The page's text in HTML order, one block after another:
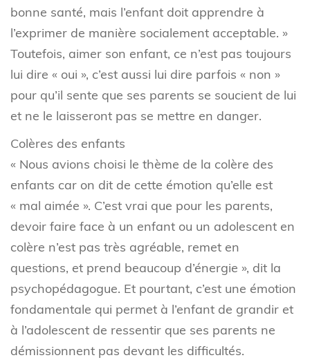
bonne santé, mais l’enfant doit apprendre à
l’exprimer de manière socialement acceptable. »
Toutefois, aimer son enfant, ce n’est pas toujours
lui dire « oui », c’est aussi lui dire parfois « non »
pour qu’il sente que ses parents se soucient de lui
et ne le laisseront pas se mettre en danger.
Colères des enfants
« Nous avions choisi le thème de la colère des
enfants car on dit de cette émotion qu’elle est
« mal aimée ». C’est vrai que pour les parents,
devoir faire face à un enfant ou un adolescent en
colère n’est pas très agréable, remet en
questions, et prend beaucoup d’énergie », dit la
psychopédagogue. Et pourtant, c’est une émotion
fondamentale qui permet à l’enfant de grandir et
à l’adolescent de ressentir que ses parents ne
démissionnent pas devant les difficultés.